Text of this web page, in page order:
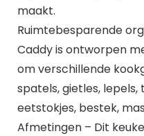
maakt.
Ruimtebesparende
Caddy is ontworpen
om verschillende
spatels, gietles, lepels,
eetstokjes, bestek,
Afmetingen – Dit